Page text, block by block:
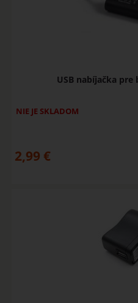
USB nabíjačka pre
NIE JE SKLADOM
2,99 €